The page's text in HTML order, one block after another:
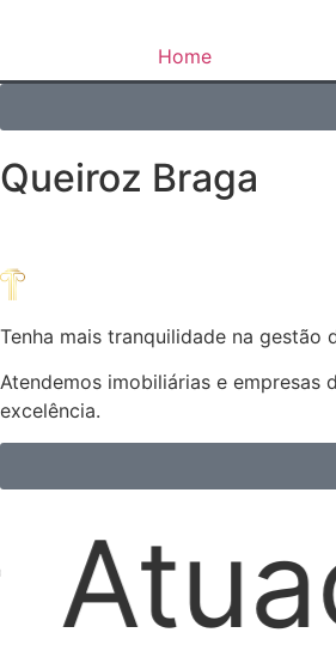
Home
Queiroz Braga
Tenha mais tranquilidade na gestão
Atendemos imobiliárias e empresas
excelência.